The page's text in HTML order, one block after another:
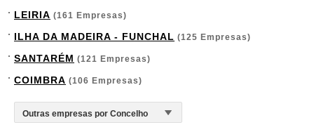
LEIRIA (161 Empresas)
ILHA DA MADEIRA - FUNCHAL (125 Empresas)
SANTARÉM (121 Empresas)
COIMBRA (106 Empresas)